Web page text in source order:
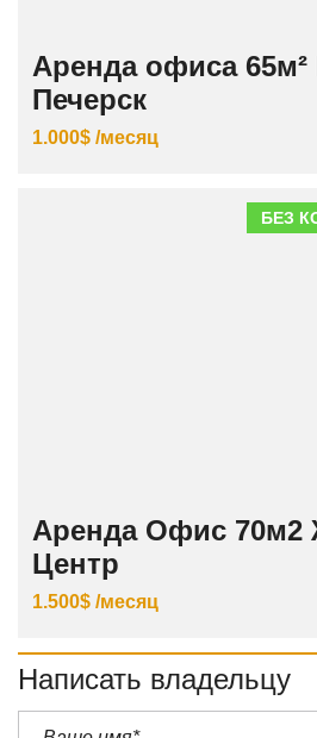
Аренда офиса
Печерск
1.000$ /месяц
БЕЗ
Аренда Офис 70м2
Центр
1.500$ /месяц
Написать владельцу